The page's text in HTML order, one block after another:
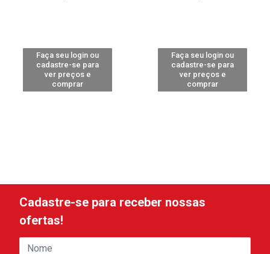
Faça seu login ou
cadastre-se para
ver preços e
comprar
Faça seu login ou
cadastre-se para
ver preços e
comprar
Cadastre-se para receber nossas
ofertas!